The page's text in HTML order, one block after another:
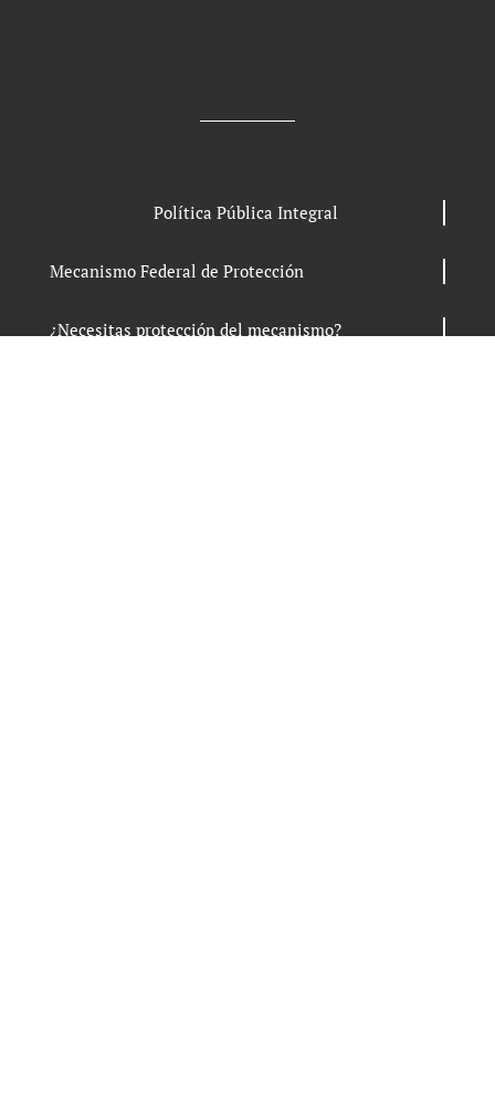
Política Pública Integral
Mecanismo Federal de Protección
¿Necesitas protección del mecanismo?